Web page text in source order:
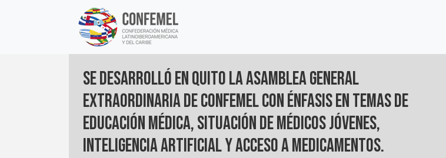
Se desarrolló en Quito la Asamblea General
Extraordinaria de CONFEMEL con énfasis en temas de
educación médica, situación de médicos jóvenes,
inteligencia artificial y acceso a medicamentos.